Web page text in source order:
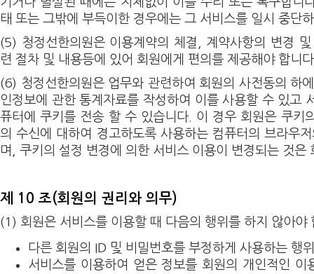
태 또는 그밖에 부득이한 경우에는 그 서비스를 일시 중단
(5) 청정선한의원은 이용계약의 체결, 계약사항의 변경
련 절차 및 내용등에 있어 회원에게 편의를 제공해야 합니
(6) 청정선한의원은 업무와 관련하여 회원의 사전동의 하
인정보에 관한 통계자료를 작성하여 이를 사용할 수 있고
퓨터에 쿠키를 전송 할 수 있습니다. 이 경우 회원은 쿠키
의 수신에 대하여 경고하도록 사용하는 컴퓨터의 브라우
며, 쿠키의 설정 변경에 의한 서비스 이용이 변경되는 것은
제 10 조(회원의 권리와 의무)
(1) 회원은 서비스를 이용할 때 다음의 행위를 하지 않아야
다른 회원의 ID 및 비밀번호를 부정하게 사용하는 행위
서비스를 이용하여 얻은 정보를 회원의 개인적인